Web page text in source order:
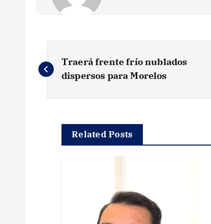
a
Traerá frente frío nublados
dispersos para Morelos
Related Posts